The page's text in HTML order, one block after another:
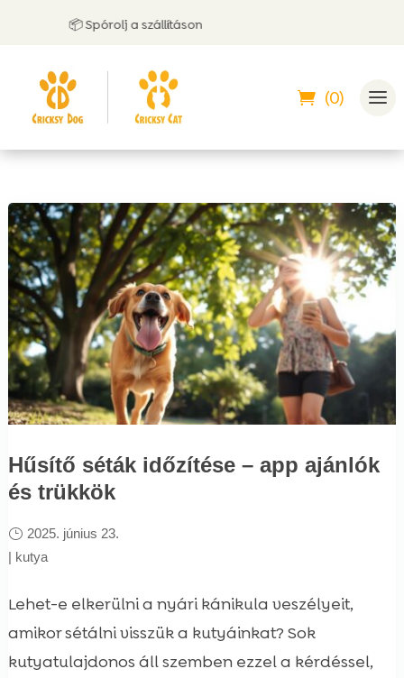
📦 Spórolj a szállításon
(0)
Hűsítő séták időzítése – app ajánlók
és trükkök
2025. június 23.
| kutya
Lehet-e elkerülni a nyári kánikula veszélyeit,
amikor sétálni visszük a kutyáinkat? Sok
kutyatulajdonos áll szemben ezzel a kérdéssel,